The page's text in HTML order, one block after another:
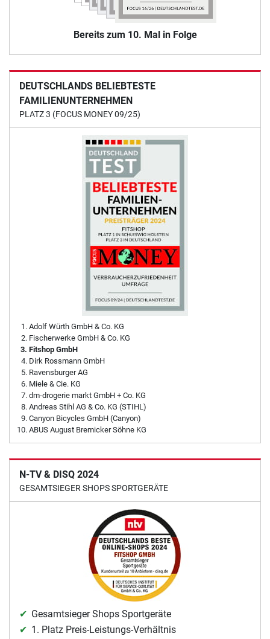
Bereits zum 10. Mal in Folge
DEUTSCHLANDS BELIEBTESTE
FAMILIENUNTERNEHMEN
PLATZ 3 (FOCUS MONEY 09/25)
Adolf Würth GmbH & Co. KG
Fischerwerke GmbH & Co. KG
Fitshop GmbH
Dirk Rossmann GmbH
Ravensburger AG
Miele & Cie. KG
dm-drogerie markt GmbH + Co. KG
Andreas Stihl AG & Co. KG (STIHL)
Canyon Bicycles GmbH (Canyon)
ABUS August Bremicker Söhne KG
N-TV & DISQ 2024
GESAMTSIEGER SHOPS SPORTGERÄTE
Gesamtsieger Shops Sportgeräte
1. Platz Preis-Leistungs-Verhältnis